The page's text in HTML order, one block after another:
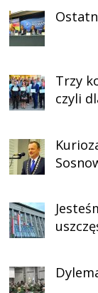
Trzy
czyli